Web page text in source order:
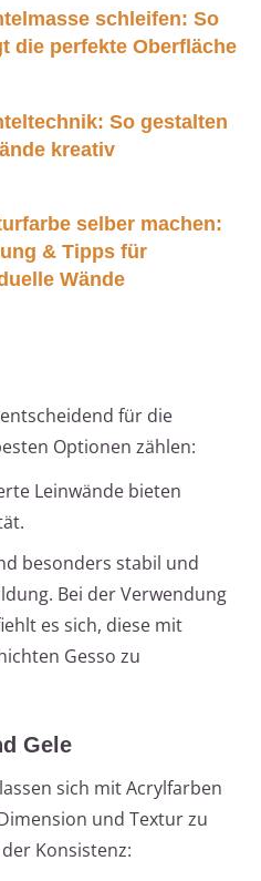
schleifen: So
die perfekte Oberfläche
So gestalten
kreativ
selber machen:
& Tipps für
Wände
für die
Optionen zählen:
Leinwände bieten
besonders stabil und
Bei der Verwendung
es sich, diese mit
Gesso zu
Gele
sich mit Acrylfarben
und Textur zu
Konsistenz: